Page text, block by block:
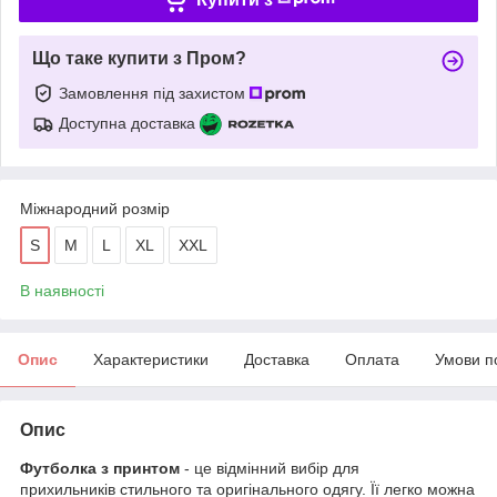
Що таке купити з Пром?
Замовлення під захистом
Доступна доставка
Міжнародний розмір
S M L XL XXL
В наявності
Опис Характеристики Доставка Оплата Умови
Опис
Футболка з принтом - це відмінний вибір для
прихильників стильного та оригінального одягу. Її легко можна